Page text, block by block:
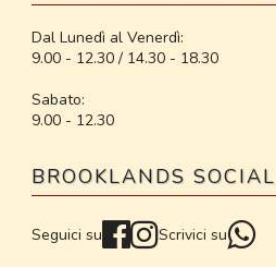
Dal Lunedì al Venerdì:
9.00 - 12.30 / 14.30 - 18.30
Sabato:
9.00 - 12.30
BROOKLANDS SOCIAL
Seguici su Scrivici su